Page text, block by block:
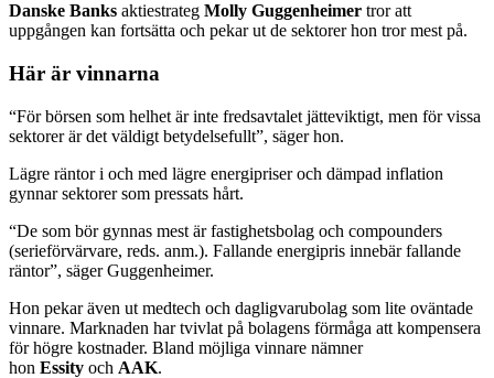
Danske Banks aktiestrateg Molly Guggenheimer tror att
uppgången kan fortsätta och pekar ut de sektorer hon tror mest på.
Här är vinnarna
“För börsen som helhet är inte fredsavtalet jätteviktigt, men för vissa
sektorer är det väldigt betydelsefullt”, säger hon.
Lägre räntor i och med lägre energipriser och dämpad inflation
gynnar sektorer som pressats hårt.
“De som bör gynnas mest är fastighetsbolag och compounders
(serieförvärvare, reds. anm.). Fallande energipris innebär fallande
räntor”, säger Guggenheimer.
Hon pekar även ut medtech och dagligvarubolag som lite oväntade
vinnare. Marknaden har tvivlat på bolagens förmåga att kompensera
för högre kostnader. Bland möjliga vinnare nämner
hon Essity och AAK.